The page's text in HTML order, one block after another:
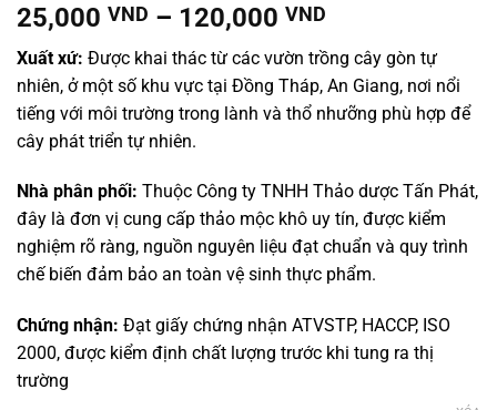
25,000 VND – 120,000 VND
giá:
từ
25,000 VND
đến
Xuất xứ: Được khai thác từ các vườn trồng cây gòn tự
nhiên, ở một số khu vực tại Đồng Tháp, An Giang, nơi nổi
tiếng với môi trường trong lành và thổ nhưỡng phù hợp để
cây phát triển tự nhiên.
Nhà phân phối: Thuộc Công ty TNHH Thảo dược Tấn Phát,
đây là đơn vị cung cấp thảo mộc khô uy tín, được kiểm
nghiệm rõ ràng, nguồn nguyên liệu đạt chuẩn và quy trình
chế biến đảm bảo an toàn vệ sinh thực phẩm.
Chứng nhận: Đạt giấy chứng nhận ATVSTP, HACCP, ISO
2000, được kiểm định chất lượng trước khi tung ra thị
trường